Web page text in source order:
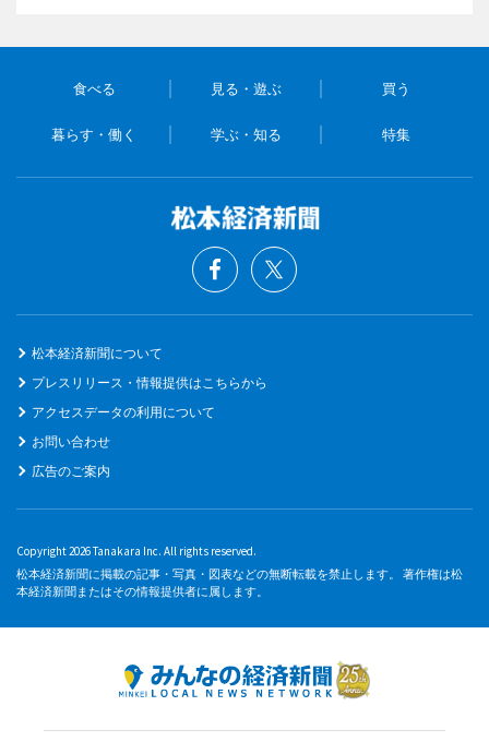
食べる 見る・遊ぶ 買う
暮らす・働く 学ぶ・知る 特集
松本経済新聞について
プレスリリース・情報提供はこちらから
アクセスデータの利用について
お問い合わせ
広告のご案内
Copyright 2026 Tanakara Inc. All rights reserved.
松本経済新聞に掲載の記事・写真・図表などの無断転載を禁止します。 著作権は松
本経済新聞またはその情報提供者に属します。